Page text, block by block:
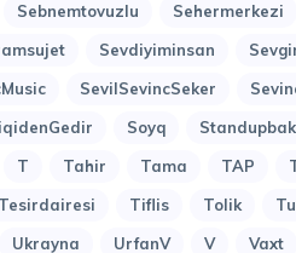
Sebnemtovuzlu Sehermerkezi
Sevdiyiminsan
SevilSevincSeker
Soyq
T Tahir Tama TAP
Tesirdairesi Tiflis Tolik
Ukrayna UrfanV V Vaxt